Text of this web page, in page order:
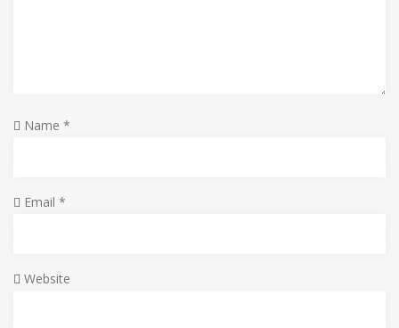
Name *
Email *
Website